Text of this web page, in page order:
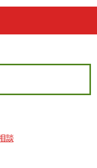
談